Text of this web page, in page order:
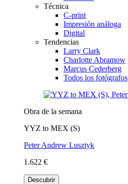
Técnica
C-print
Impresión análoga
Digital
Tendencias
Larry Clark
Charlotte Abramow
Marcus Cederberg
Todos los fotógrafos
Obra de la semana
YYZ to MEX (S)
Peter Andrew Lusztyk
1.622 €
Descubrir